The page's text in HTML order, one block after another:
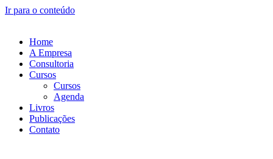
Ir para o conteúdo
Home
A Empresa
Consultoria
Cursos
Cursos
Agenda
Livros
Publicações
Contato